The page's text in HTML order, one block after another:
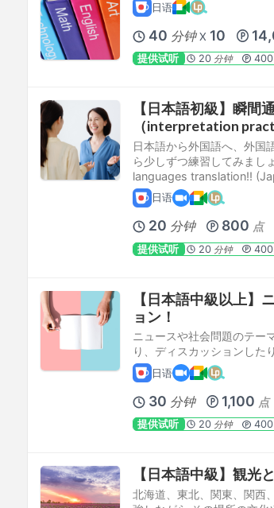
日语
40 分钟 X 10
提供试听 20 分钟 400
【日本語初級】瞬間
（interpretation
日本語から外国語へ、外国
ら少しずつ練習してみま
languages translation!!
日语
20 分钟 800 点
提供试听 20 分钟 400
【日本語中級以上】
ョン！
ニュースや社会問題のテー
り、ディスカッションした
日语
30 分钟 1,100 点
提供试听 20 分钟 400
【日本語中級】観光
北海道、東北、関東、関西